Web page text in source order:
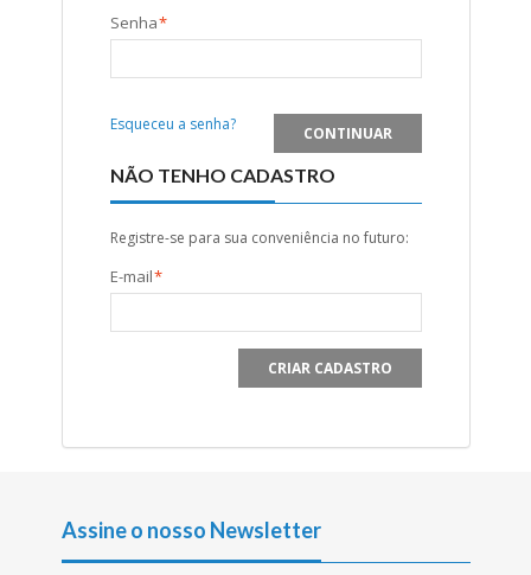
Senha*
Esqueceu a senha? CONTINUAR
NÃO TENHO CADASTRO
Registre-se para sua conveniência no futuro:
E-mail*
CRIAR CADASTRO
Assine o nosso Newsletter